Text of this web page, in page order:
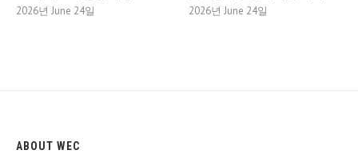
2026년 June 24일 2026년 June 24일
ABOUT WEC